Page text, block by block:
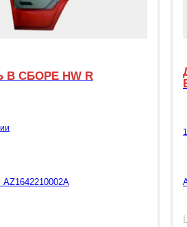
В СБОРЕ HW R
AZ1642210002A